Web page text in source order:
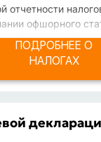
отчетности
офшорного
ПОДРОБНЕЕ О
НАЛОГАХ